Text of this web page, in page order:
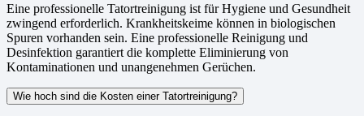
Eine professionelle Tatortreinigung ist für Hygiene und Gesundheit
zwingend erforderlich. Krankheitskeime können in biologischen
Spuren vorhanden sein. Eine professionelle Reinigung und
Desinfektion garantiert die komplette Eliminierung von
Kontaminationen und unangenehmen Gerüchen.
Wie hoch sind die Kosten einer Tatortreinigung?